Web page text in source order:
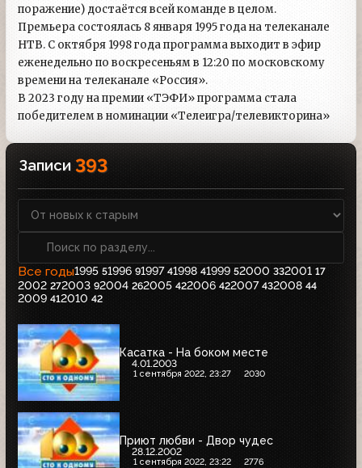
поражение) достаётся всей команде в целом.
Премьера состоялась 8 января 1995 года на телеканале
НТВ. С октября 1998 года программа выходит в эфир
еженедельно по воскресеньям в 12:20 по московскому
времени на телеканале «Россия».
В 2023 году на премии «ТЭФИ» программа стала
победителем в номинации «Телеигра/телевикторина»
Записи 393
Все годы1995 51996 91997 41998 41999 52000 332001 17
2002 272003 92004 262005 422006 422007 432008 44
2009 412010 42
Касатка - На боком месте
4.01.2003
1 сентября 2022, 23:27 2030
Приют любви - Двор чудес
28.12.2002
1 сентября 2022, 23:22 2776